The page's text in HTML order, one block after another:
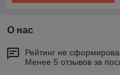
О нас
Рейтинг не
Менее 5 отзывов за